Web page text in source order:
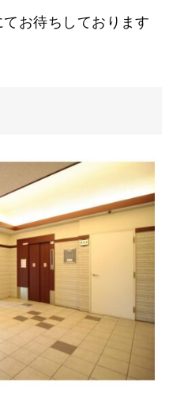
お待ちしております